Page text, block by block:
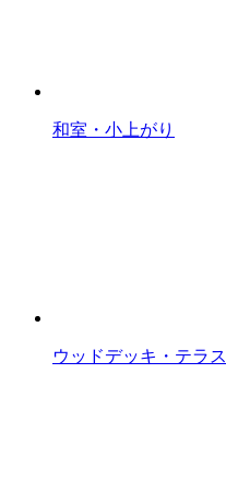
和室・小上がり
ウッドデッキ・テラス